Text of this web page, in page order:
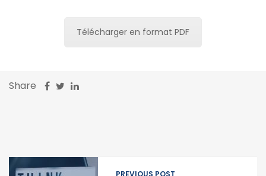
Télécharger en format PDF
Share